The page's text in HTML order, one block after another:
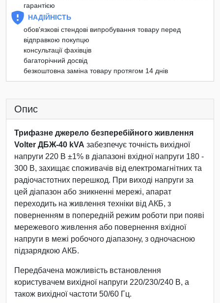
гарантією
НАДІЙНІСТЬ
обов'язкові стендові випробування товару перед
відправкою покупцю
консультації фахівців
багаторічний досвід
безкоштовна заміна товару протягом 14 днів
Опис
Трифазне джерело безперебійного живлення
Volter ДБЖ-40 kVA забезпечує точність вихідної
напруги 220 В ±1% в діапазоні вхідної напруги 180 -
300 В, захищає споживачів від електромагнітних та
радіочастотних перешкод. При виході напруги за
цей діапазон або зникненні мережі, апарат
переходить на живлення техніки від АКБ, з
поверненням в попередній режим роботи при появі
мережевого живлення або повернення вхідної
напруги в межі робочого діапазону, з одночасною
підзарядкою АКБ.
Передбачена можливість встановлення
користувачем вихідної напруги 220/230/240 В, а
також вихідної частоти 50/60 Гц.